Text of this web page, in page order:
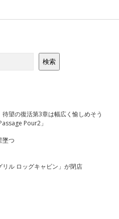
検索
待望の復活第3章は幅広く愉しめそう
Pour2」
墜つ
リル ロッグキャビン」が閉店